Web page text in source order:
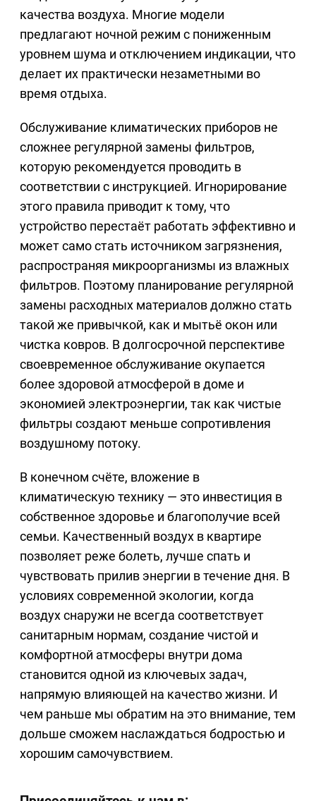
качества воздуха. Многие модели
предлагают ночной режим с пониженным
уровнем шума и отключением индикации, что
делает их практически незаметными во
время отдыха.
Обслуживание климатических приборов не
сложнее регулярной замены фильтров,
которую рекомендуется проводить в
соответствии с инструкцией. Игнорирование
этого правила приводит к тому, что
устройство перестаёт работать эффективно и
может само стать источником загрязнения,
распространяя микроорганизмы из влажных
фильтров. Поэтому планирование регулярной
замены расходных материалов должно стать
такой же привычкой, как и мытьё окон или
чистка ковров. В долгосрочной перспективе
своевременное обслуживание окупается
более здоровой атмосферой в доме и
экономией электроэнергии, так как чистые
фильтры создают меньше сопротивления
воздушному потоку.
В конечном счёте, вложение в
климатическую технику — это инвестиция в
собственное здоровье и благополучие всей
семьи. Качественный воздух в квартире
позволяет реже болеть, лучше спать и
чувствовать прилив энергии в течение дня. В
условиях современной экологии, когда
воздух снаружи не всегда соответствует
санитарным нормам, создание чистой и
комфортной атмосферы внутри дома
становится одной из ключевых задач,
напрямую влияющей на качество жизни. И
чем раньше мы обратим на это внимание, тем
дольше сможем наслаждаться бодростью и
хорошим самочувствием.